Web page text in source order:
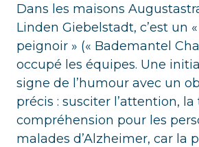
Dans les maisons
Linden Giebelstadt, c’est un
peignoir » (« Bademantel
occupé les équipes. Une
signe de l’humour avec un
précis : susciter l’attention,
compréhension pour les
malades d’Alzheimer, car la